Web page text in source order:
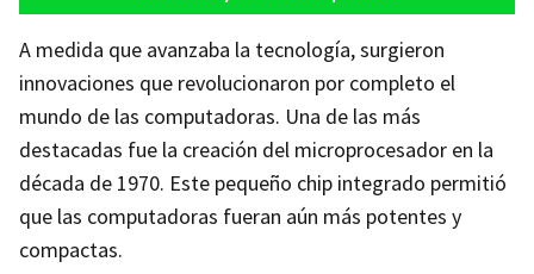
A medida que avanzaba la tecnología, surgieron
innovaciones que revolucionaron por completo el
mundo de las computadoras. Una de las más
destacadas fue la creación del microprocesador en la
década de 1970. Este pequeño chip integrado permitió
que las computadoras fueran aún más potentes y
compactas.